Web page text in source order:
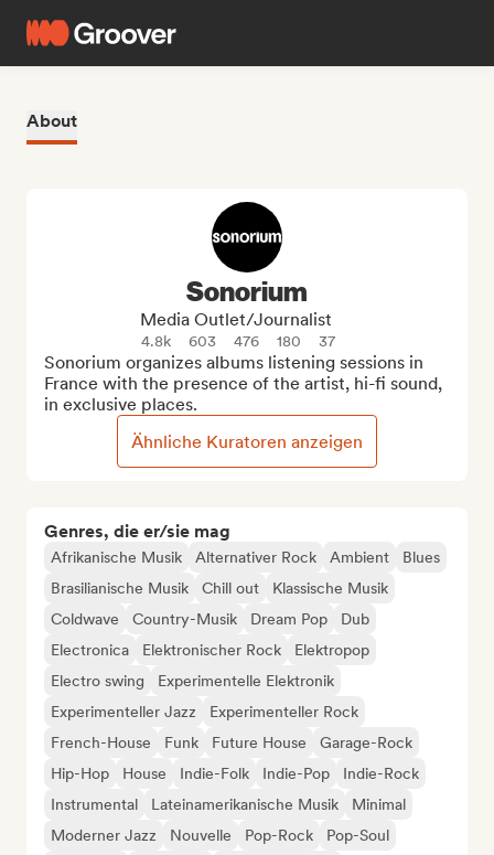
About
Genres, die er/sie mag
Afrikanische Musik Alternativer Rock Ambient
Blues
Brasilianische Musik
Chill out
Klassische Musik
Coldwave
Country-Musik Dream Pop
Dub
Electronica
Elektronischer Rock
Elektropop
Electro swing
Experimentelle Elektronik
Experimenteller Jazz
Experimenteller Rock
French-House
Funk Future House
Garage-Rock
Hip-Hop
House Indie-Folk Indie-Pop
Indie-Rock
Instrumental
Lateinamerikanische Musik
Minimal
Moderner Jazz
Nouvelle Pop-Rock
Pop-Soul
Sonorium
Media Outlet/Journalist
4.8k 603 476 180 37
Sonorium organizes albums listening sessions in
France with the presence of the artist, hi-fi sound,
in exclusive places.
Ähnliche Kuratoren anzeigen